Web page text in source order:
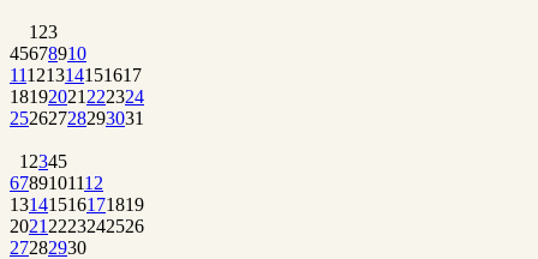
1 23
45678910
11121314151617
18192021 222324
25262728293031
1 2345
6789101112
13141516171819
2021 2223242526
27282930